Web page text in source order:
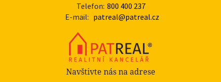
Telefon: 800 400 237
E-mail: patreal@patreal.cz
Navštivte nás na adrese